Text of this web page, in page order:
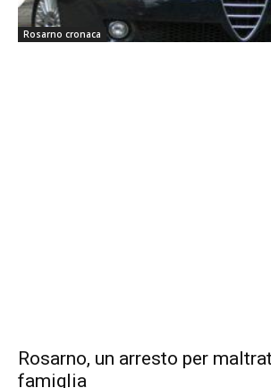
Rosarno cronaca
Rosarno, un arresto per
famiglia